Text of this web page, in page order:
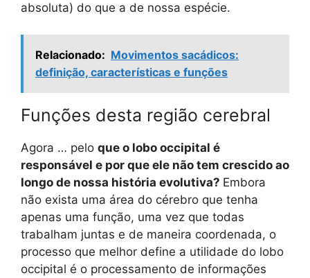
absoluta) do que a de nossa espécie.
Relacionado: Movimentos sacádicos:
definição, características e funções
Funções desta região cerebral
Agora … pelo que o lobo occipital é
responsável e por que ele não tem crescido ao
longo de nossa história evolutiva? Embora
não exista uma área do cérebro que tenha
apenas uma função, uma vez que todas
trabalham juntas e de maneira coordenada, o
processo que melhor define a utilidade do lobo
occipital é o processamento de informações